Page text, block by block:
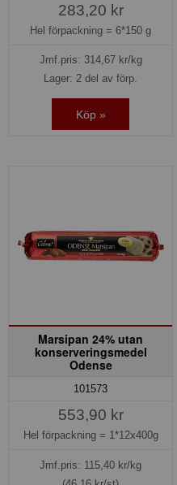
283,20 kr
Hel förpackning = 6*150 g
Jmf.pris: 314,67kr/kg
Lager: 2 del av förp.
Köp »
Marsipan 24% utan
konserveringsmedel
Odense
101573
553,90 kr
Hel förpackning = 1*12x400g
Jmf.pris: 115,40 kr/kg